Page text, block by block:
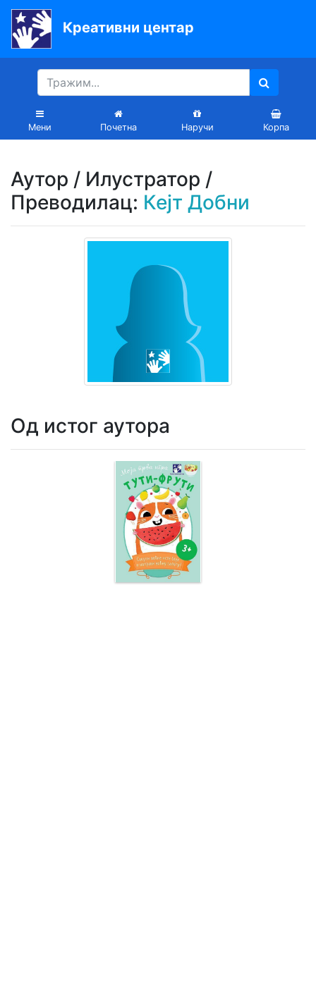
Креативни центар
Мени Почетна Наручи Корпа
Почетна
Књиге
Уџбеници
вртиће
Лектира
Акције
Аутор / Илустратор /
Преводилац: Кејт Добни
Од истог аутора